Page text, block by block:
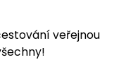
veřejnou